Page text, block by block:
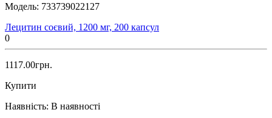
Модель: 733739022127
Лецитин соєвий, 1200 мг, 200 капсул
0
1117.00грн.
Купити
Наявність: В наявності